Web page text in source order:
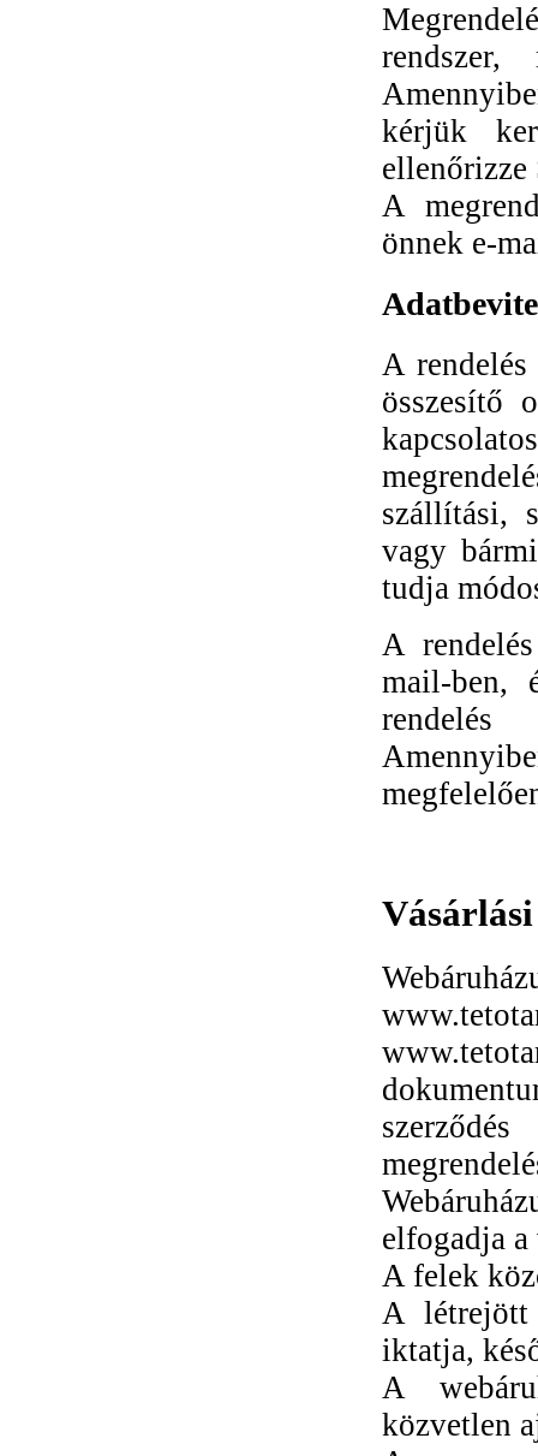
rendszer,
kérjük
ellenőrizze
A
önnek e-
A
összesítő
szállítási,
vagy
tudja
A
mail-ben,
rendelés
elfogadja
A felek
A létrejött
iktatja,
A
közvetlen